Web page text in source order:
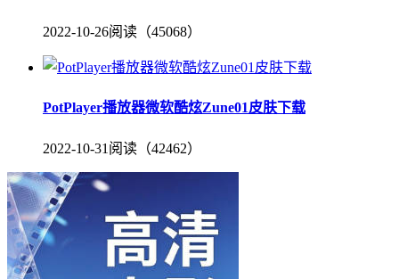
2022-10-26阅读（45068）
PotPlayer播放器微软酷炫Zune01皮肤下载
2022-10-31 阅读（42462）